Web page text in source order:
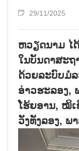
29/11/2025
ຫວຽດນາມ ໄ
ໃນບັນດາສະ
ດ້ວຍລະບົບມໍ
ອ່າວຮະລອງ,
ໂຮ້ຍອານ, ໝິເ
ວັງທັງລອງ, ພ